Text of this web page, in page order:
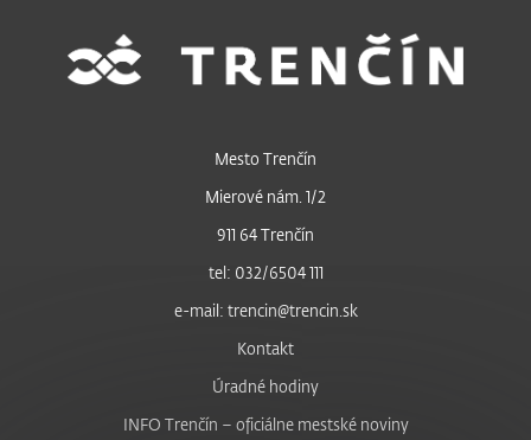
Mesto Trenčín
Mierové nám. 1/2
911 64 Trenčín
tel: 032/6504 111
e-mail: trencin@trencin.sk
Kontakt
Úradné hodiny
INFO Trenčín – oficiálne mestské noviny